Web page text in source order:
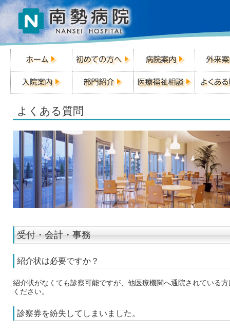
よくある質問
受付・会計・事務
紹介状は必要ですか？
紹介状がなくても診察可能ですが、他医療機関へ通院されている
ください。
診察券を紛失してしまいました。